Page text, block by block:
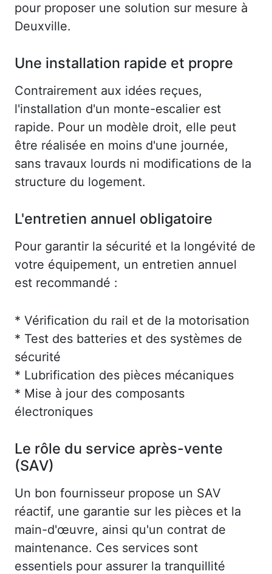
pour proposer une solution sur mesure à
Deuxville.
Une installation rapide et propre
Contrairement aux idées reçues,
l'installation d'un monte-escalier est
rapide. Pour un modèle droit, elle peut
être réalisée en moins d'une journée,
sans travaux lourds ni modifications de la
structure du logement.
L'entretien annuel obligatoire
Pour garantir la sécurité et la longévité de
votre équipement, un entretien annuel
est recommandé :
* Vérification du rail et de la motorisation
* Test des batteries et des systèmes de
sécurité
* Lubrification des pièces mécaniques
* Mise à jour des composants
électroniques
Le rôle du service après-vente
(SAV)
Un bon fournisseur propose un SAV
réactif, une garantie sur les pièces et la
main-d'œuvre, ainsi qu'un contrat de
maintenance. Ces services sont
essentiels pour assurer la tranquillité